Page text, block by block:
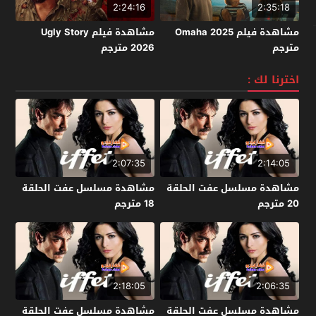
2:35:18
مشاهدة فيلم Omaha 2025
مترجم
2:24:16
مشاهدة فيلم Ugly Story
2026 مترجم
اخترنا لك :
2:14:05
مشاهدة مسلسل عفت الحلقة
20 مترجم
2:07:35
مشاهدة مسلسل عفت الحلقة
18 مترجم
2:06:35
مشاهدة مسلسل عفت الحلقة
2:18:05
مشاهدة مسلسل عفت الحلقة